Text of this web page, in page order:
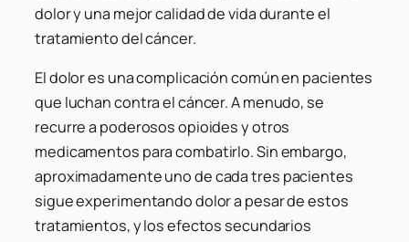
dolor y una mejor calidad de vida durante el
tratamiento del cáncer.
El dolor es una complicación común en pacientes
que luchan contra el cáncer. A menudo, se
recurre a poderosos opioides y otros
medicamentos para combatirlo. Sin embargo,
aproximadamente uno de cada tres pacientes
sigue experimentando dolor a pesar de estos
tratamientos, y los efectos secundarios